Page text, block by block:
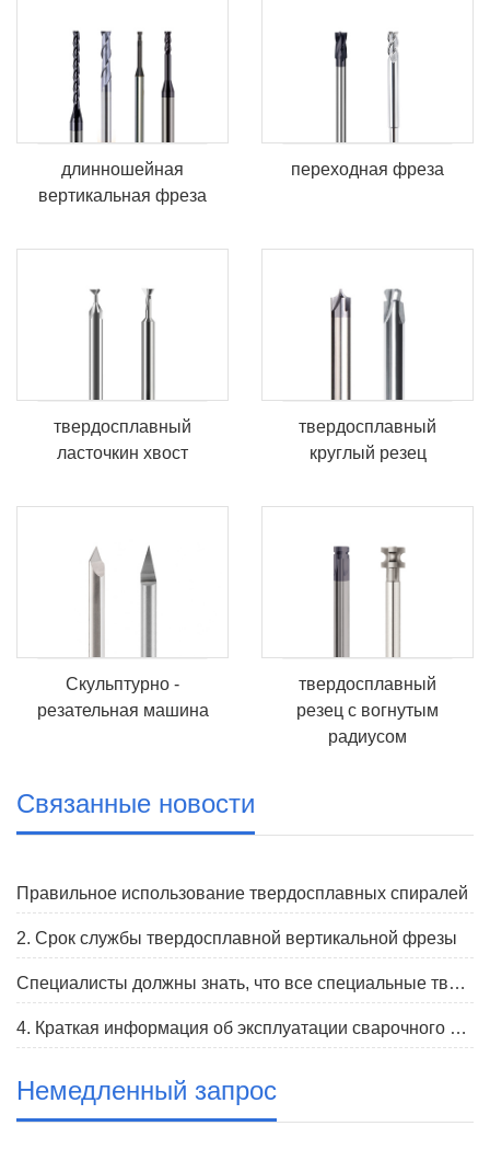
длинношейная
вертикальная фреза
переходная фреза
твердосплавный
ласточкин хвост
твердосплавный
круглый резец
Скульптурно -
резательная машина
твердосплавный
резец с вогнутым
радиусом
Связанные новости
Правильное использование твердосплавных спиралей
2. Срок службы твердосплавной вертикальной фрезы
Специалисты должны знать, что все специальные твердосплавные ножи имеют характеристики модели
4. Краткая информация об эксплуатации сварочного оборудования для твердосплавного эфедрового бурения
Немедленный запрос